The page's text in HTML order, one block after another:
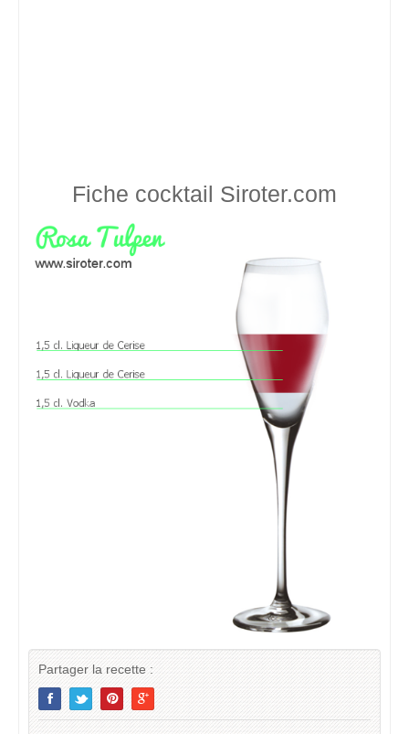
Fiche cocktail Siroter.com
Partager la recette :